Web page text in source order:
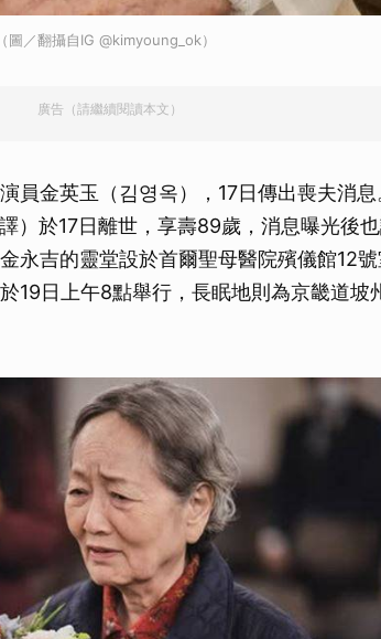
／翻攝自IG @kimyoung_ok）
廣告（請繼續閱讀本文）
員金英玉（김영옥），17日傳出喪夫消息
）於17日離世，享壽89歲，消息曝光後
永吉的靈堂設於首爾聖母醫院殯儀館12
19日上午8點舉行，長眠地則為京畿道坡